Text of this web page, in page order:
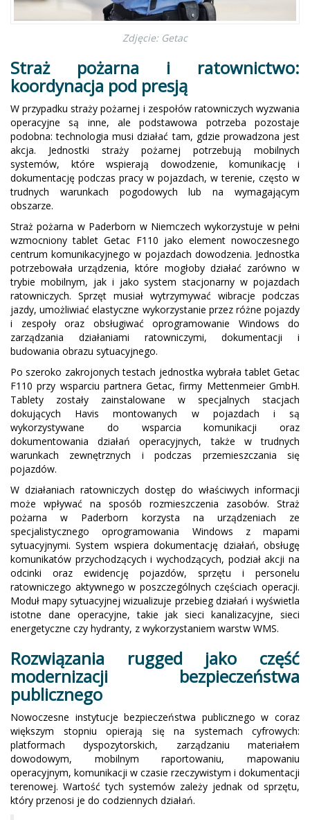
Zdjęcie: Getac
Straż pożarna i ratownictwo:
koordynacja pod presją
W przypadku straży pożarnej i zespołów ratowniczych wyzwania
operacyjne są inne, ale podstawowa potrzeba pozostaje
podobna: technologia musi działać tam, gdzie prowadzona jest
akcja. Jednostki straży pożarnej potrzebują mobilnych
systemów, które wspierają dowodzenie, komunikację i
dokumentację podczas pracy w pojazdach, w terenie, często w
trudnych warunkach pogodowych lub na wymagającym
obszarze.
Straż pożarna w Paderborn w Niemczech wykorzystuje w pełni
wzmocniony tablet Getac F110 jako element nowoczesnego
centrum komunikacyjnego w pojazdach dowodzenia. Jednostka
potrzebowała urządzenia, które mogłoby działać zarówno w
trybie mobilnym, jak i jako system stacjonarny w pojazdach
ratowniczych. Sprzęt musiał wytrzymywać wibracje podczas
jazdy, umożliwiać elastyczne wykorzystanie przez różne pojazdy
i zespoły oraz obsługiwać oprogramowanie Windows do
zarządzania działaniami ratowniczymi, dokumentacji i
budowania obrazu sytuacyjnego.
Po szeroko zakrojonych testach jednostka wybrała tablet Getac
F110 przy wsparciu partnera Getac, firmy Mettenmeier GmbH.
Tablety zostały zainstalowane w specjalnych stacjach
dokujących Havis montowanych w pojazdach i są
wykorzystywane do wsparcia komunikacji oraz
dokumentowania działań operacyjnych, także w trudnych
warunkach zewnętrznych i podczas przemieszczania się
pojazdów.
W działaniach ratowniczych dostęp do właściwych informacji
może wpływać na sposób rozmieszczenia zasobów. Straż
pożarna w Paderborn korzysta na urządzeniach ze
specjalistycznego oprogramowania Windows z mapami
sytuacyjnymi. System wspiera dokumentację działań, obsługę
komunikatów przychodzących i wychodzących, podział akcji na
odcinki oraz ewidencję pojazdów, sprzętu i personelu
ratowniczego aktywnego w poszczególnych częściach operacji.
Moduł mapy sytuacyjnej wizualizuje przebieg działań i wyświetla
istotne dane operacyjne, takie jak sieci kanalizacyjne, sieci
energetyczne czy hydranty, z wykorzystaniem warstw WMS.
Rozwiązania rugged jako część
modernizacji bezpieczeństwa
publicznego
Nowoczesne instytucje bezpieczeństwa publicznego w coraz
większym stopniu opierają się na systemach cyfrowych:
platformach dyspozytorskich, zarządzaniu materiałem
dowodowym, mobilnym raportowaniu, mapowaniu
operacyjnym, komunikacji w czasie rzeczywistym i dokumentacji
terenowej. Wartość tych systemów zależy jednak od sprzętu,
który przenosi je do codziennych działań.